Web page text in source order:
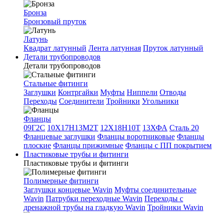
Бронза
Бронзовый пруток
Латунь
Квадрат латунный Лента латунная Пруток латунный
Детали трубопроводов
Детали трубопроводов
Стальные фитинги
Заглушки Контргайки Муфты Ниппели Отводы
Переходы Соединители Тройники Угольники
Фланцы
09Г2С 10Х17Н13М2Т 12Х18Н10Т 13ХФА Сталь 20
Фланцевые заглушки Фланцы воротниковые Фланцы
плоские Фланцы прижимные Фланцы с ПП покрытием
Пластиковые трубы и фитинги
Пластиковые трубы и фитинги
Полимерные фитинги
Заглушки концевые Wavin Муфты соединительные
Wavin Патрубки переходные Wavin Переходы с
дренажной трубы на гладкую Wavin Тройники Wavin